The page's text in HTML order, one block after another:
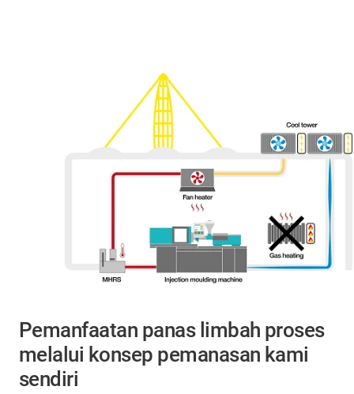
Pemanfaatan panas limbah proses
melalui konsep pemanasan kami
sendiri